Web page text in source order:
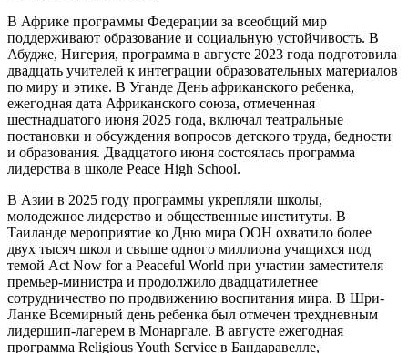
В Африке программы Федерации за всеобщий мир
поддерживают образование и социальную устойчивость. В
Абудже, Нигерия, программа в августе 2023 года подготовила
двадцать учителей к интеграции образовательных материалов
по миру и этике. В Уганде День африканского ребенка,
ежегодная дата Африканского союза, отмеченная
шестнадцатого июня 2025 года, включал театральные
постановки и обсуждения вопросов детского труда, бедности
и образования. Двадцатого июня состоялась программа
лидерства в школе Peace High School.
В Азии в 2025 году программы укрепляли школы,
молодежное лидерство и общественные институты. В
Таиланде мероприятие ко Дню мира ООН охватило более
двух тысяч школ и свыше одного миллиона учащихся под
темой Act Now for a Peaceful World при участии заместителя
премьер-министра и продолжило двадцатилетнее
сотрудничество по продвижению воспитания мира. В Шри-
Ланке Всемирный день ребенка был отмечен трехдневным
лидершип-лагерем в Монаргале. В августе ежегодная
программа Religious Youth Service в Бандаравелле,